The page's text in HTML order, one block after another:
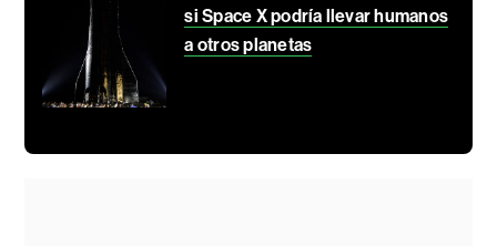
si Space X podría llevar humanos
a otros planetas